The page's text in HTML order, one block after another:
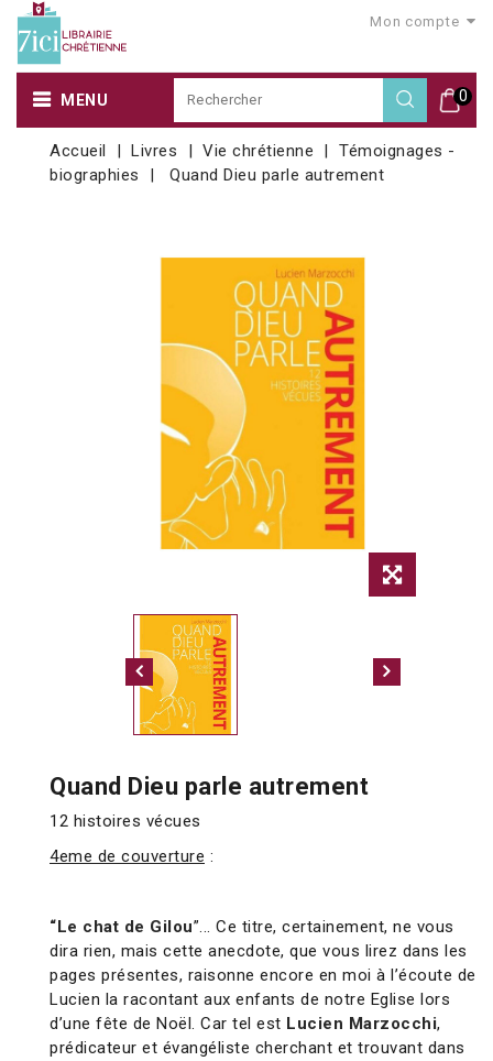
Mon compte
0
MENU
Accueil Livres Vie chrétienne
Témoignages -
biographies
Quand Dieu parle autrement
Quand Dieu parle autrement
12 histoires vécues
4eme de couverture :
“Le chat de Gilou”... Ce titre, certainement, ne vous
dira rien, mais cette anecdote, que vous lirez dans les
pages présentes, raisonne encore en moi à l’écoute de
Lucien la racontant aux enfants de notre Eglise lors
d’une fête de Noël. Car tel est Lucien Marzocchi,
prédicateur et évangéliste cherchant et trouvant dans